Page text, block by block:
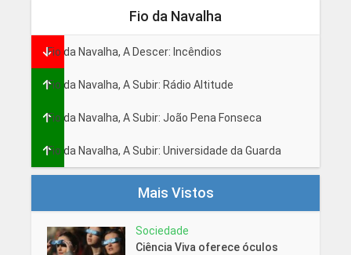
Fio da Navalha
Fio da Navalha, A Descer: Incêndios
Fio da Navalha, A Subir: Rádio Altitude
Fio da Navalha, A Subir: João Pena Fonseca
Fio da Navalha, A Subir: Universidade da Guarda
Mais Vistos
Sociedade
Ciência Viva oferece óculos